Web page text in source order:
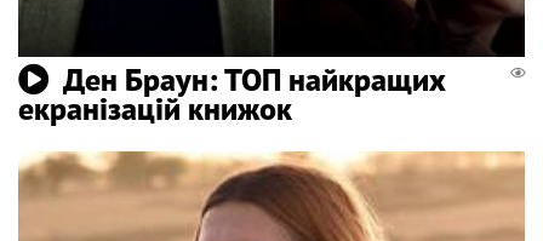
Ден Браун: ТОП найкращих
екранізацій книжок